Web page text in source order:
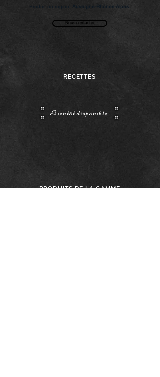
Produit en région: Auvergne-Rhônes-Alpes.
Nous contacter
PRODUITS DE LA GAMME
RECETTES
Bientôt disponible